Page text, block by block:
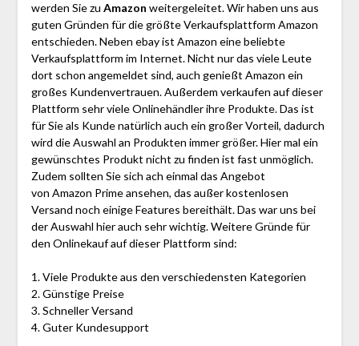
werden Sie zu Amazon weitergeleitet. Wir haben uns aus
guten Gründen für die größte Verkaufsplattform Amazon
entschieden. Neben ebay ist Amazon eine beliebte
Verkaufsplattform im Internet. Nicht nur das viele Leute
dort schon angemeldet sind, auch genießt Amazon ein
großes Kundenvertrauen. Außerdem verkaufen auf dieser
Plattform sehr viele Onlinehändler ihre Produkte. Das ist
für Sie als Kunde natürlich auch ein großer Vorteil, dadurch
wird die Auswahl an Produkten immer größer. Hier mal ein
gewünschtes Produkt nicht zu finden ist fast unmöglich.
Zudem sollten Sie sich ach einmal das Angebot
von Amazon Prime ansehen, das außer kostenlosen
Versand noch einige Features bereithält. Das war uns bei
der Auswahl hier auch sehr wichtig. Weitere Gründe für
den Onlinekauf auf dieser Plattform sind:
1. Viele Produkte aus den verschiedensten Kategorien
2. Günstige Preise
3. Schneller Versand
4. Guter Kundesupport